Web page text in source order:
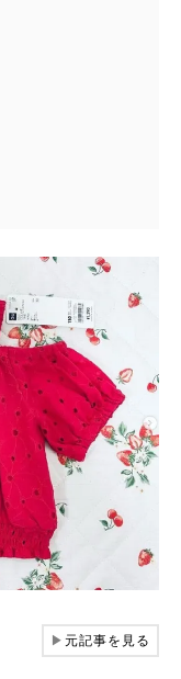
▶元記事を見る